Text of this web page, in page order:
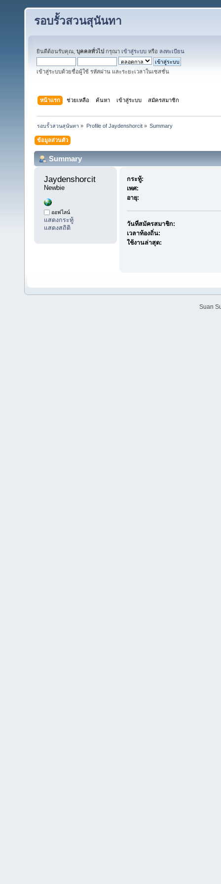
รอบรั้วสวนสุนันทา
ยินดีต้อนรับคุณ, บุคคลทั่วไป กรุณา เข้าสู่ระบบ หรือ ลงทะเบียน
เข้าสู่ระบบด้วยชื่อผู้ใช้ รหัสผ่าน และระยะเวลาในเซสชั่น
หน้าแรก ช่วยเหลือ ค้นหา เข้าสู่ระบบ สมัครสมาชิก
รอบรั้วสวนสุนันทา » Profile of Jaydenshorcit» Summary
ข้อมูลส่วนตัว
Summary
Jaydenshorcit
Newbie
ออฟไลน์
แสดงกระทู้
แสดงสถิติ
กระทู้:
เพศ:
อายุ:
วันที่สมัครสมาชิก:
เวลาท้องถิ่น:
ใช้งานล่าสุด:
Suan